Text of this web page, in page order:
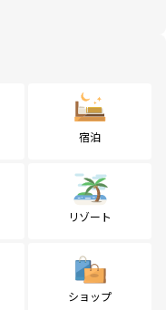
宿泊
リゾート
ショップ